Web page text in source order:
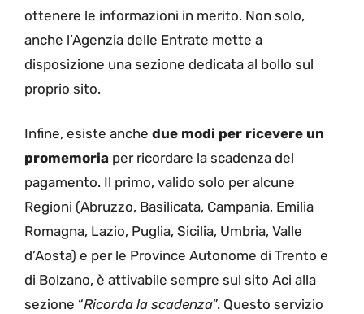
ottenere le informazioni in merito. Non solo,
anche l’Agenzia delle Entrate mette a
disposizione una sezione dedicata al bollo sul
proprio sito.
Infine, esiste anche due modi per ricevere un
promemoria per ricordare la scadenza del
pagamento. Il primo, valido solo per alcune
Regioni (Abruzzo, Basilicata, Campania, Emilia
Romagna, Lazio, Puglia, Sicilia, Umbria, Valle
d’Aosta) e per le Province Autonome di Trento e
di Bolzano, è attivabile sempre sul sito Aci alla
sezione “Ricorda la scadenza”. Questo servizio